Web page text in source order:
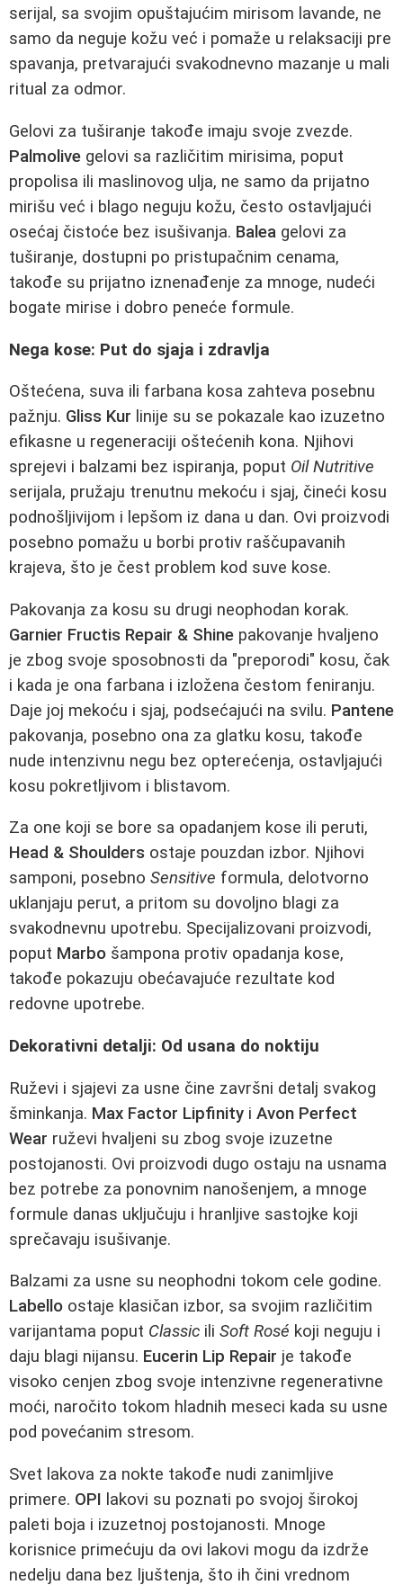
serijal, sa svojim opuštajućim mirisom lavande, ne
samo da neguje kožu već i pomaže u relaksaciji pre
spavanja, pretvarajući svakodnevno mazanje u mali
ritual za odmor.
Gelovi za tuširanje takođe imaju svoje zvezde.
Palmolive gelovi sa različitim mirisima, poput
propolisa ili maslinovog ulja, ne samo da prijatno
mirišu već i blago neguju kožu, često ostavljajući
osećaj čistoće bez isušivanja. Balea gelovi za
tuširanje, dostupni po pristupačnim cenama,
takođe su prijatno iznenađenje za mnoge, nudeći
bogate mirise i dobro peneće formule.
Nega kose: Put do sjaja i zdravlja
Oštećena, suva ili farbana kosa zahteva posebnu
pažnju. Gliss Kur linije su se pokazale kao izuzetno
efikasne u regeneraciji oštećenih kona. Njihovi
sprejevi i balzami bez ispiranja, poput Oil Nutritive
serijala, pružaju trenutnu mekoću i sjaj, čineći kosu
podnošljivijom i lepšom iz dana u dan. Ovi proizvodi
posebno pomažu u borbi protiv raščupavanih
krajeva, što je čest problem kod suve kose.
Pakovanja za kosu su drugi neophodan korak.
Garnier Fructis Repair & Shine pakovanje hvaljeno
je zbog svoje sposobnosti da "preporodi" kosu, čak
i kada je ona farbana i izložena čestom feniranju.
Daje joj mekoću i sjaj, podsećajući na svilu. Pantene
pakovanja, posebno ona za glatku kosu, takođe
nude intenzivnu negu bez opterećenja, ostavljajući
kosu pokretljivom i blistavom.
Za one koji se bore sa opadanjem kose ili peruti,
Head & Shoulders ostaje pouzdan izbor. Njihovi
samponi, posebno Sensitive formula, delotvorno
uklanjaju perut, a pritom su dovoljno blagi za
svakodnevnu upotrebu. Specijalizovani proizvodi,
poput Marbo šampona protiv opadanja kose,
takođe pokazuju obećavajuće rezultate kod
redovne upotrebe.
Dekorativni detalji: Od usana do noktiju
Ruževi i sjajevi za usne čine završni detalj svakog
šminkanja. Max Factor Lipfinity i Avon Perfect
Wear ruževi hvaljeni su zbog svoje izuzetne
postojanosti. Ovi proizvodi dugo ostaju na usnama
bez potrebe za ponovnim nanošenjem, a mnoge
formule danas uključuju i hranljive sastojke koji
sprečavaju isušivanje.
Balzami za usne su neophodni tokom cele godine.
Labello ostaje klasičan izbor, sa svojim različitim
varijantama poput Classic ili Soft Rosé koji neguju i
daju blagi nijansu. Eucerin Lip Repair je takođe
visoko cenjen zbog svoje intenzivne regenerativne
moći, naročito tokom hladnih meseci kada su usne
pod povećanim stresom.
Svet lakova za nokte takođe nudi zanimljive
primere. OPI lakovi su poznati po svojoj širokoj
paleti boja i izuzetnoj postojanosti. Mnoge
korisnice primećuju da ovi lakovi mogu da izdrže
nedelju dana bez ljuštenja, što ih čini vrednom